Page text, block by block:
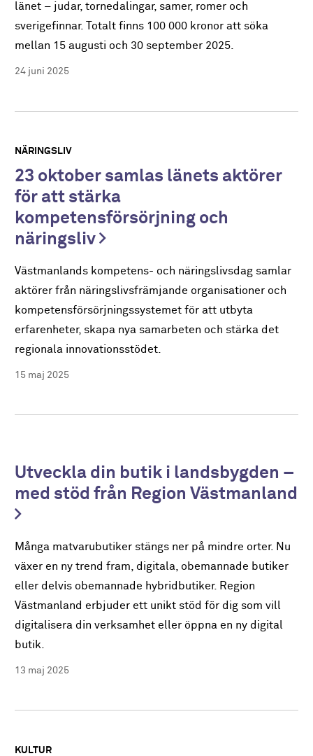
länet – judar, tornedalingar, samer, romer och
sverigefinnar. Totalt finns 100 000 kronor att söka
mellan 15 augusti och 30 september 2025.
24 juni 2025
NÄRINGSLIV
23 oktober samlas länets aktörer
för att stärka
kompetensförsörjning och
näringsliv
Västmanlands kompetens- och näringslivsdag samlar
aktörer från näringslivsfrämjande organisationer och
kompetensförsörjningssystemet för att utbyta
erfarenheter, skapa nya samarbeten och stärka det
regionala innovationsstödet.
15 maj 2025
Utveckla din butik i landsbygden –
med stöd från Region Västmanland
Många matvarubutiker stängs ner på mindre orter. Nu
växer en ny trend fram, digitala, obemannade butiker
eller delvis obemannade hybridbutiker. Region
Västmanland erbjuder ett unikt stöd för dig som vill
digitalisera din verksamhet eller öppna en ny digital
butik.
13 maj 2025
KULTUR